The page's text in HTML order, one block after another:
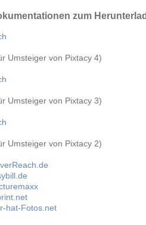
zum
Umsteiger von Pixtacy 4)
Umsteiger von Pixtacy 3)
Umsteiger von Pixtacy 2)
hat-Fotos.net